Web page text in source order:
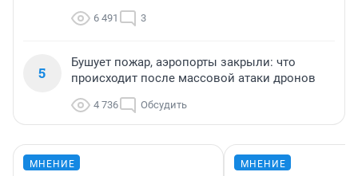
6 491 3
5
Бушует пожар, аэропорты закрыли: что
происходит после массовой атаки дронов
4 736 Обсудить
МНЕНИЕ МНЕНИЕ